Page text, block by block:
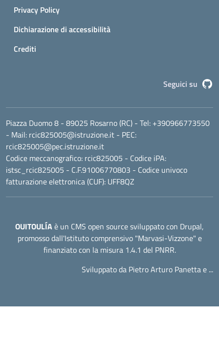
Privacy Policy
Dichiarazione di accessibilità
Crediti
Seguici su
Piazza Duomo 8 - 89025 Rosarno (RC) - Tel: +390966773550
- Mail: rcic825005@istruzione.it - PEC:
rcic825005@pec.istruzione.it
Codice meccanografico: rcic825005 - Codice iPA:
istsc_rcic825005 - C.F.91006770803 - Codice univoco
fatturazione elettronica (CUF): UFF8QZ
OUITOULÍAè un CMS open source sviluppato con Drupal,
promosso dall'Istituto comprensivo "Marvasi-Vizzone" e
finanziato con la misura 1.4.1 del PNRR.
Sviluppato da Pietro Arturo Panetta e ...